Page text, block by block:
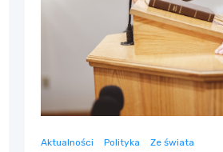
Aktualności Polityka Ze świata